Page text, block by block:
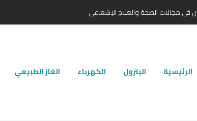
في مجالات الصحة والعلاج الإشعاعي
الرئيسية البترول الكهرباء الغاز الطبيعي